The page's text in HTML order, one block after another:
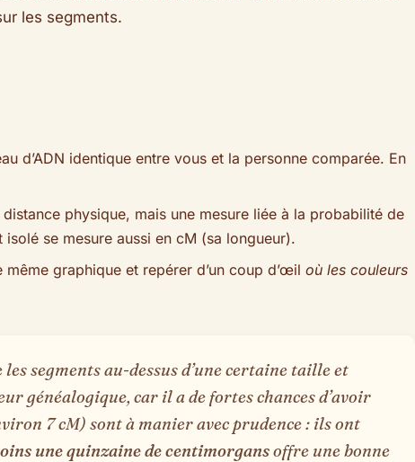
les segments.
d’ADN identique entre vous et la personne comparée. En
distance physique, mais une mesure liée à la probabilité de
isolé se mesure aussi en cM (sa longueur).
graphique et repérer d’un coup d’œil où les couleurs
segments au-dessus d’une certaine taille et
généalogique, car il a de fortes chances d’avoir
7 cM) sont à manier avec prudence : ils ont
une quinzaine de centimorgansoffre une bonne